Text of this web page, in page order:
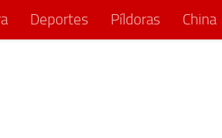
Deportes Píldoras China